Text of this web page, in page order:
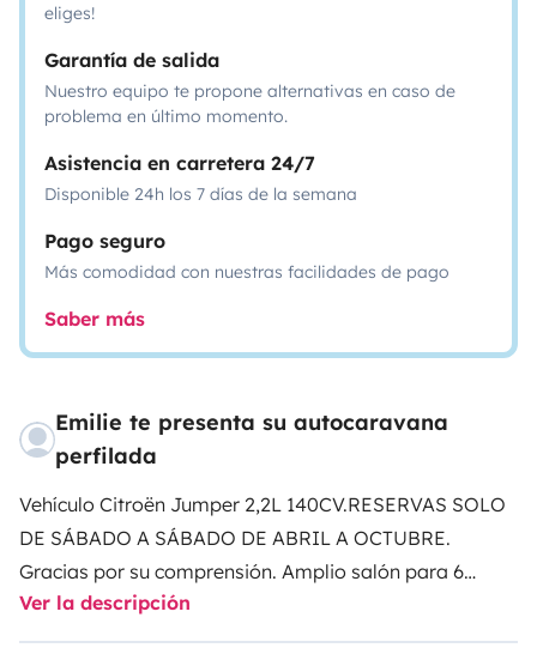
eliges!
Garantía de salida
Nuestro equipo te propone alternativas en caso de
problema en último momento.
Asistencia en carretera 24/7
Disponible 24h los 7 días de la semana
Pago seguro
Más comodidad con nuestras facilidades de pago
Saber más
Emilie te presenta su autocaravana
perfilada
Vehículo Citroën Jumper 2,2L 140CV.RESERVAS SOLO
DE SÁBADO A SÁBADO DE ABRIL A OCTUBRE.
Gracias por su comprensión. Amplio salón para 6
personas gracias al baño que ocupa toda la parte
trasera de la autocaravana (lo que la hace muy
Ver la descripción